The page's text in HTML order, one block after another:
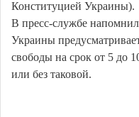
Конституцией Украины).
В пресс-службе
Украины
свободы на срок от 5 до
или без таковой.